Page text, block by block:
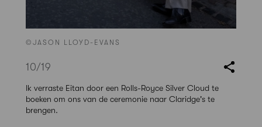
©JASON LLOYD-EVANS
10/19
Ik verraste Eitan door een Rolls-Royce Silver Cloud te
boeken om ons van de ceremonie naar Claridge's te
brengen.